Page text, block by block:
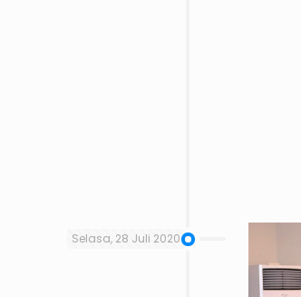
Selasa, 28 Juli 2020